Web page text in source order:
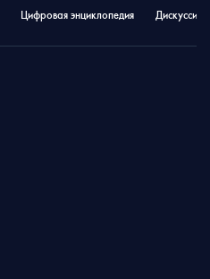
Цифровая энциклопедия